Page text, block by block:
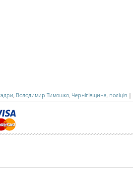
, Володимир Тимошко, Чернігівщина, поліція |